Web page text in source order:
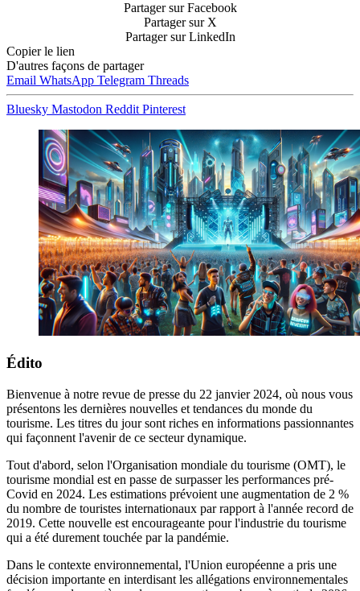
Partager sur Facebook
Partager sur X
Partager sur LinkedIn
Copier le lien
D'autres façons de partager
Email WhatsApp Telegram Threads
Bluesky Mastodon Reddit Pinterest
Édito
Bienvenue à notre revue de presse du 22 janvier 2024, où nous vous
présentons les dernières nouvelles et tendances du monde du
tourisme. Les titres du jour sont riches en informations passionnantes
qui façonnent l'avenir de ce secteur dynamique.
Tout d'abord, selon l'Organisation mondiale du tourisme (OMT), le
tourisme mondial est en passe de surpasser les performances pré-
Covid en 2024. Les estimations prévoient une augmentation de 2 %
du nombre de touristes internationaux par rapport à l'année record de
2019. Cette nouvelle est encourageante pour l'industrie du tourisme
qui a été durement touchée par la pandémie.
Dans le contexte environnemental, l'Union européenne a pris une
décision importante en interdisant les allégations environnementales